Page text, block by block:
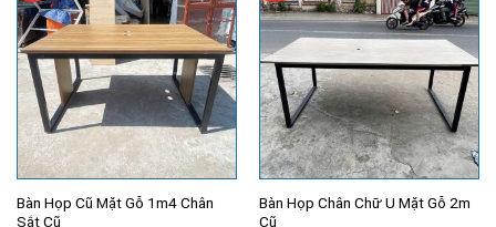
Bàn Họp Cũ Mặt Gỗ 1m4 Chân
Sắt Cũ
Bàn Họp Chân Chữ U Mặt Gỗ 2m
Cũ